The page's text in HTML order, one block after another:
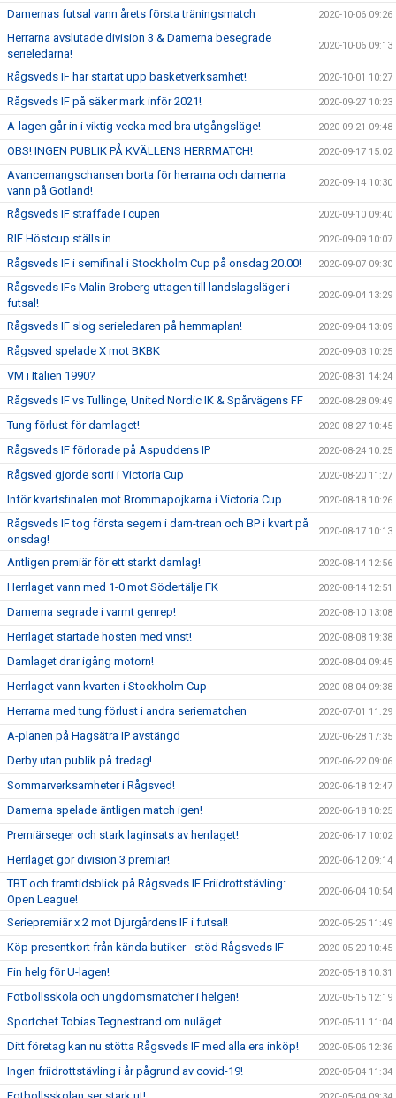
Damernas futsal vann årets första träningsmatch 2020-10-06 09:26
Herrarna avslutade division 3 & Damerna besegrade
serieledarna!
2020-10-06 09:13
Rågsveds IF har startat upp basketverksamhet! 2020-10-01 10:27
Rågsveds IF på säker mark inför 2021! 2020-09-27 10:23
A-lagen går in i viktig vecka med bra utgångsläge! 2020-09-21 09:48
OBS! INGEN PUBLIK PÅ KVÄLLENS HERRMATCH! 2020-09-17 15:02
Avancemangschansen borta för herrarna och damerna
vann på Gotland!
2020-09-14 10:30
Rågsveds IF straffade i cupen 2020-09-10 09:40
RIF Höstcup ställs in 2020-09-09 10:07
Rågsveds IF i semifinal i Stockholm Cup på onsdag 20.00! 2020-09-07 09:30
Rågsveds IFs Malin Broberg uttagen till landslagsläger i
futsal!
2020-09-04 13:29
Rågsveds IF slog serieledaren på hemmaplan! 2020-09-04 13:09
Rågsved spelade X mot BKBK 2020-09-03 10:25
VM i Italien 1990? 2020-08-31 14:24
Rågsveds IF vs Tullinge, United Nordic IK & Spårvägens FF 2020-08-28 09:49
Tung förlust för damlaget! 2020-08-27 10:45
Rågsveds IF förlorade på Aspuddens IP 2020-08-24 10:25
Rågsved gjorde sorti i Victoria Cup 2020-08-20 11:27
Inför kvartsfinalen mot Brommapojkarna i Victoria Cup 2020-08-18 10:26
Rågsveds IF tog första segern i dam-trean och BP i kvart på
onsdag!
2020-08-17 10:13
Äntligen premiär för ett starkt damlag! 2020-08-14 12:56
Herrlaget vann med 1-0 mot Södertälje FK 2020-08-14 12:51
Damerna segrade i varmt genrep! 2020-08-10 13:08
Herrlaget startade hösten med vinst! 2020-08-08 19:38
Damlaget drar igång motorn! 2020-08-04 09:45
Herrlaget vann kvarten i Stockholm Cup 2020-08-04 09:38
Herrarna med tung förlust i andra seriematchen 2020-07-01 11:29
A-planen på Hagsätra IP avstängd 2020-06-28 17:35
Derby utan publik på fredag! 2020-06-22 09:06
Sommarverksamheter i Rågsved! 2020-06-18 12:47
Damerna spelade äntligen match igen! 2020-06-18 10:25
Premiärseger och stark laginsats av herrlaget! 2020-06-17 10:02
Herrlaget gör division 3 premiär! 2020-06-12 09:14
TBT och framtidsblick på Rågsveds IF Friidrottstävling:
Open League!
2020-06-04 10:54
Seriepremiär x 2 mot Djurgårdens IF i futsal! 2020-05-25 11:49
Köp presentkort från kända butiker - stöd Rågsveds IF 2020-05-20 10:45
Fin helg för U-lagen! 2020-05-18 10:31
Fotbollsskola och ungdomsmatcher i helgen! 2020-05-15 12:19
Sportchef Tobias Tegnestrand om nuläget 2020-05-11 11:04
Ditt företag kan nu stötta Rågsveds IF med alla era inköp! 2020-05-06 12:36
Ingen friidrottstävling i år pågrund av covid-19! 2020-05-04 11:34